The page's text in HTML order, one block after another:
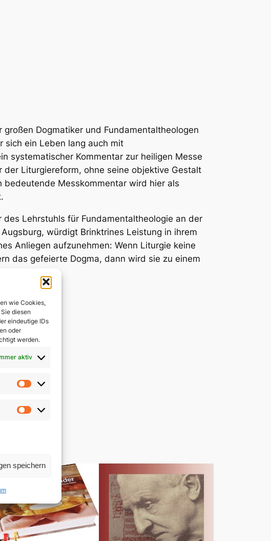
wie Cookies,
diesen
eindeutige IDs
oder
werden.
aktiv
Vorlieben
Statistiken
speichern
Dogmatiker und Fundamentaltheologen
sich ein Leben lang auch mit
systematischer Kom­men­tar zur heiligen Messe
Liturgiereform, ohne seine objektive Gestalt
bedeutende Messkommentar wird hier als
Lehrstuhls für Fundamentaltheologie an der
würdigt Brinktrines Leistung in ihrem
Anliegen aufzunehmen: Wenn Liturgie keine
das gefeierte Dogma, dann wird sie zu einem